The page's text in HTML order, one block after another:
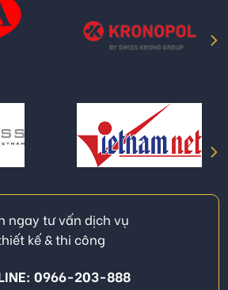
ngay tư vấn dịch vụ
kế & thi công
0966-203-888